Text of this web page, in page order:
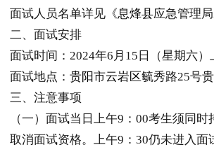
面试人员名单详见《息烽县应急管理
二、面试安排
面试时间：2024年6月15日（星期六）
面试地点： 贵阳市云岩区毓秀路25号
三、注意事项
（一）面试当日上午9：00考生须同
取消面试资格。上午9：30仍未进入面